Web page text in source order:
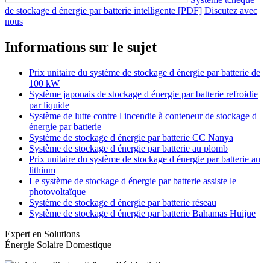
de stockage d énergie par batterie intelligente [PDF] Discutez avec
nous
Informations sur le sujet
Prix unitaire du système de stockage d énergie par batterie de
100 kW
Système japonais de stockage d énergie par batterie refroidie
par liquide
Système de lutte contre l incendie à conteneur de stockage d
énergie par batterie
Système de stockage d énergie par batterie CC Nanya
Système de stockage d énergie par batterie au plomb
Prix unitaire du système de stockage d énergie par batterie au
lithium
Le système de stockage d énergie par batterie assiste le
photovoltaïque
Système de stockage d énergie par batterie réseau
Système de stockage d énergie par batterie Bahamas Huijue
Expert en Solutions
Énergie Solaire Domestique